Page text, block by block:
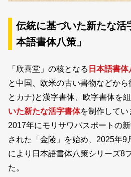
カート 0
マイページ
お気に入り
ご利用ガイド
よくあるご質問
伝統に基づいた新たな活
本語書体八策」
「欣喜堂」の核となる 日本語書
と中国、欧米の古い書物などか
とカナ)と漢字書体、欧字書体を組
いた新たな活字書体を制作してい
2017年にモリサワパスポートの
された「金陵」を始め、2025年9
により日本語書体八策シリーズ8
た。